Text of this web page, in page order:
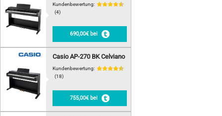
Kundenbewertung:
(4)
690,00€ bei
Casio AP-270 BK Celviano
Kundenbewertung:
(18)
755,00€ bei